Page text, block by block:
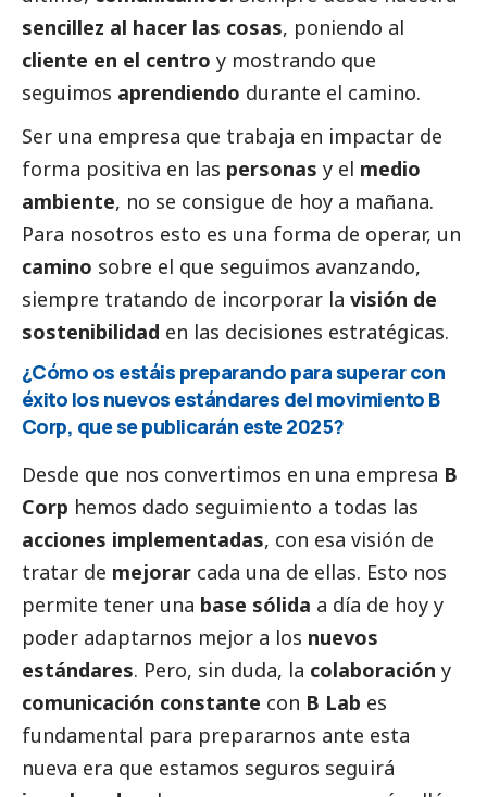
sencillez al hacer las cosas, poniendo al
cliente en el centro y mostrando que
seguimos aprendiendo durante el camino.
Ser una empresa que trabaja en impactar de
forma positiva en las personas y el medio
ambiente, no se consigue de hoy a mañana.
Para nosotros esto es una forma de operar, un
camino sobre el que seguimos avanzando,
siempre tratando de incorporar la visión de
sostenibilidad en las decisiones estratégicas.
¿Cómo os estáis preparando para superar con
éxito los nuevos estándares del movimiento B
Corp, que se publicarán este 2025?
Desde que nos convertimos en una empresa B
Corp hemos dado seguimiento a todas las
acciones implementadas, con esa visión de
tratar de mejorar cada una de ellas. Esto nos
permite tener una base sólida a día de hoy y
poder adaptarnos mejor a los nuevos
estándares. Pero, sin duda, la colaboración y
comunicación constante con B Lab es
fundamental para prepararnos ante esta
nueva era que estamos seguros seguirá